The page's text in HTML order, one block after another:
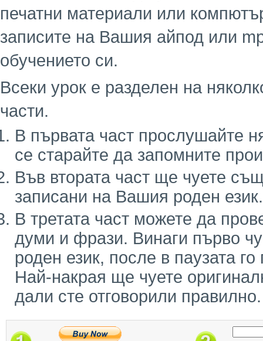
печатни материали или
записите на Вашия айпод или
обучението си.
Всеки урок е разделен на
части.
В първата част прослушайте
се старайте да запомните
Във втората част ще чуете
записани на Вашия роден език.
В третата част можете да
думи и фрази. Винаги първо
роден език, после в паузата
Най-накрая ще чуете
дали сте отговорили правилно.